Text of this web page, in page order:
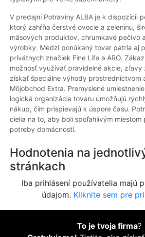
V predajni Potraviny ALBA je k dispozícii
ktorý zahŕňa čerstvé ovocie a zeleninu,
mäsových produktov, chrumkavé pečivo
výrobky. Medzi ponúkaný tovar patria aj
privátnych značiek Fine Life a ARO.
možnosť využívať pravidelné akcie, zľavy
získať špeciálne výhody prostredníctvom
Môjobchod Extra. Premyslené
logická organizácia tovaru umožňujú
nákup, čím prispievajú k úspore času.
cielia na to, aby boli spoľahlivým miestom
potreby domácností.
Hodnotenia na
stránkach
Iba prihlásení používatelia majú
údajom. Kliknite sem pre
To je tvoja firma?